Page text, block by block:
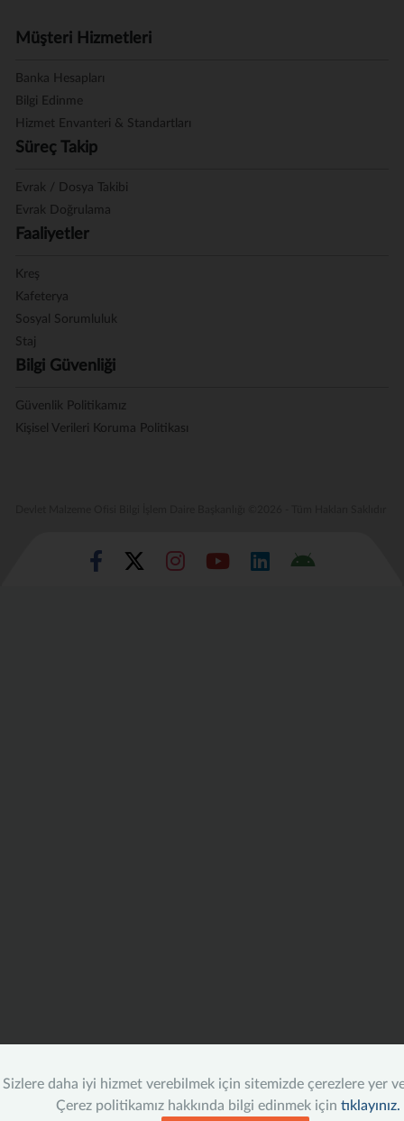
Sizlere daha iyi hizmet verebilmek için sitemizde çerezlere yer
Çerez politikamız hakkında bilgi edinmek için tıklayınız.
Müşteri Hizmetleri
Banka Hesapları
Bilgi Edinme
Hizmet Envanteri & Standartları
Süreç Takip
Evrak / Dosya Takibi
Evrak Doğrulama
Faaliyetler
Kreş
Kafeterya
Sosyal Sorumluluk
Staj
Bilgi Güvenliği
Güvenlik Politikamız
Kişisel Verileri Koruma Politikası